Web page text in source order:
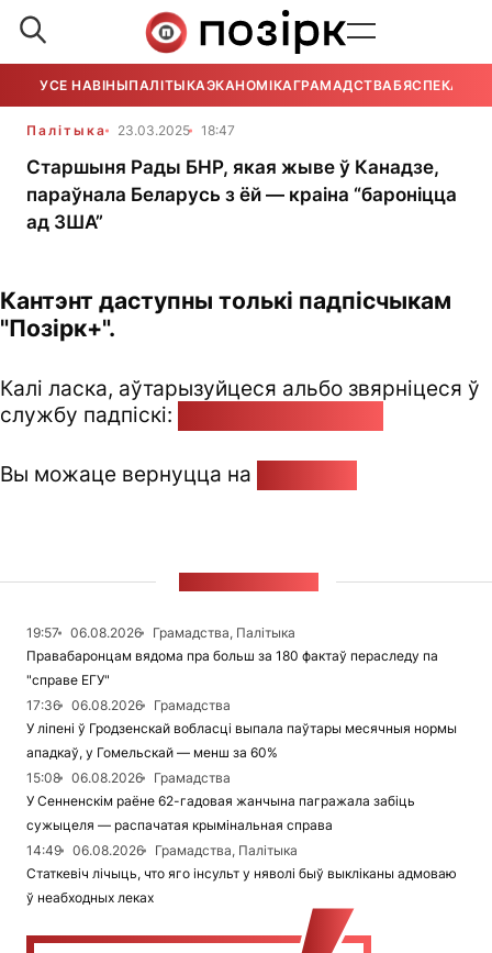
УСЕ НАВІНЫПАЛІТЫКАЭКАНОМІКАГРАМАДСТВАБЯСПЕКА
Палітыка 23.03.2025 18:47
Старшыня Рады БНР, якая жыве ў Канадзе,
параўнала Беларусь з ёй — краіна “бароніцца
ад ЗША”
Кантэнт даступны толькі падпісчыкам
"Позірк+".
Калі ласка, аўтарызуйцеся альбо звярніцеся ў
службу падпіскі:
Вы можаце вернуцца на
19:57 06.08.2026
Грамадства, Палітыка
Правабаронцам вядома пра больш за 180 фактаў пераследу па
"справе ЕГУ"
17:36
06.08.2026
Грамадства
У ліпені ў Гродзенскай вобласці выпала паўтары месячныя нормы
ападкаў, у Гомельскай — менш за 60%
15:08
06.08.2026
Грамадства
У Сенненскім раёне 62-гадовая жанчына пагражала забіць
сужыцеля — распачатая крымінальная справа
14:49
06.08.2026
Грамадства, Палітыка
Статкевіч лічыць, что яго інсульт у няволі быў выкліканы адмоваю
ў неабходных леках